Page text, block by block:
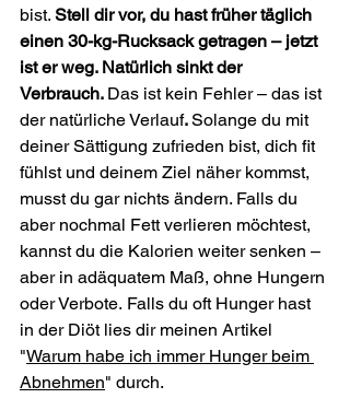
bist. Stell dir vor, du hast früher täglich
einen 30-kg-Rucksack getragen – jetzt
ist er weg. Natürlich sinkt der
Verbrauch. Das ist kein Fehler – das ist
der natürliche Verlauf. Solange du mit
deiner Sättigung zufrieden bist, dich fit
fühlst und deinem Ziel näher kommst,
musst du gar nichts ändern. Falls du
aber nochmal Fett verlieren möchtest,
kannst du die Kalorien weiter senken –
aber in adäquatem Maß, ohne Hungern
oder Verbote. Falls du oft Hunger hast
in der Diöt lies dir meinen Artikel
"Warum habe ich immer Hunger beim
Abnehmen" durch.